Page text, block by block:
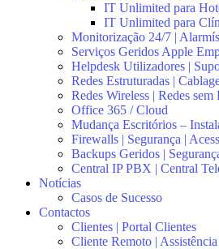
IT Unlimited para
IT Unlimited para
Monitorização 24/7 |
Serviços Geridos Apple
Helpdesk Utilizadores |
Redes Estruturadas |
Redes Wireless | Redes
Office 365 / Cloud
Mudança Escritórios –
Firewalls | Segurança |
Backups Geridos |
Central IP PBX | Central
Notícias
Casos de Sucesso
Contactos
Clientes | Portal Clientes
Cliente Remoto |